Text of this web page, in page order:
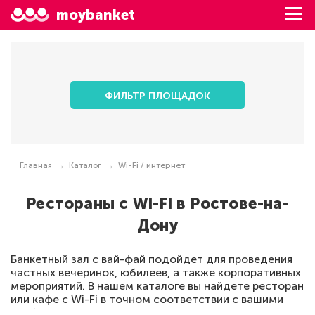
moybanket
ФИЛЬТР ПЛОЩАДОК
Главная Каталог Wi-Fi / интернет
Рестораны с Wi-Fi в Ростове-на-
Дону
Банкетный зал с вай-фай подойдет для проведения
частных вечеринок, юбилеев, а также корпоративных
мероприятий. В нашем каталоге вы найдете ресторан
или кафе с Wi-Fi в точном соответствии с вашими